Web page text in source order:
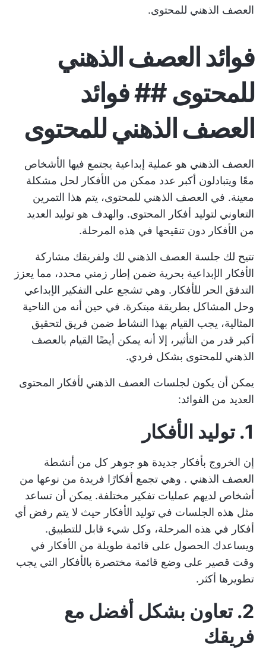
العصف الذهني للمحتوى.
فوائد العصف الذهني
للمحتوى ## فوائد
العصف الذهني للمحتوى
العصف الذهني هو عملية إبداعية يجتمع فيها الأشخاص
معًا ويتبادلون أكبر عدد ممكن من الأفكار لحل مشكلة
معينة. في العصف الذهني للمحتوى، يتم هذا التمرين
التعاوني لتوليد أفكار المحتوى. والهدف هو توليد العديد
من الأفكار دون تنقيحها في هذه المرحلة.
تتيح لك جلسة العصف الذهني لك ولفريقك مشاركة
الأفكار الإبداعية بحرية ضمن إطار زمني محدد، مما يعزز
التدفق الحر للأفكار. وهي تشجع على التفكير الإبداعي
وحل المشاكل بطريقة مبتكرة. في حين أنه من الناحية
المثالية، يجب القيام بهذا النشاط ضمن فريق لتحقيق
أكبر قدر من التأثير، إلا أنه يمكن أيضًا القيام بالعصف
الذهني للمحتوى بشكل فردي.
يمكن أن يكون لجلسات العصف الذهني لأفكار المحتوى
العديد من الفوائد:
1. توليد الأفكار
إن الخروج بأفكار جديدة هو جوهر كل من أنشطة
العصف الذهني . وهي تجمع أفكارًا فريدة من نوعها من
أشخاص لديهم عمليات تفكير مختلفة. يمكن أن تساعد
مثل هذه الجلسات في توليد الأفكار حيث لا يتم رفض أي
أفكار في هذه المرحلة، وكل شيء قابل للتطبيق.
ويساعدك الحصول على قائمة طويلة من الأفكار في
وقت قصير على وضع قائمة مختصرة بالأفكار التي يجب
تطويرها أكثر.
2. تعاون بشكل أفضل مع
فريقك